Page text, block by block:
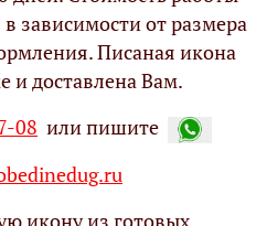
зависимости от размера
Писаная икона
и доставлена Вам.
08 или пишите